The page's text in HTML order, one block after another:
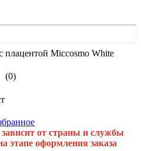
(0)
от страны и службы
этапе оформления заказа